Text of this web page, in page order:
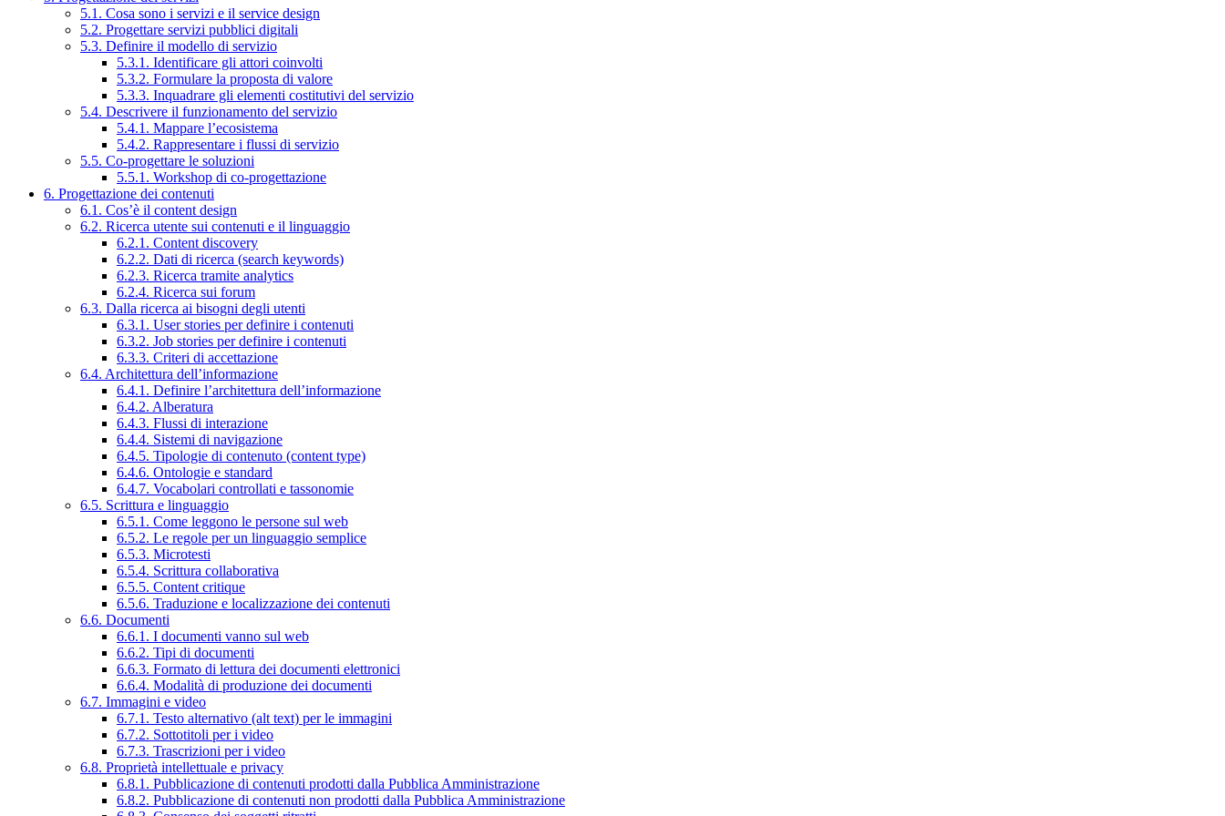
5.1. Cosa sono i servizi e il service design
5.2. Progettare servizi pubblici digitali
5.3. Definire il modello di servizio
5.3.1. Identificare gli attori coinvolti
5.3.2. Formulare la proposta di valore
5.3.3. Inquadrare gli elementi costitutivi del servizio
5.4. Descrivere il funzionamento del servizio
5.4.1. Mappare l’ecosistema
5.4.2. Rappresentare i flussi di servizio
5.5. Co-progettare le soluzioni
5.5.1. Workshop di co-progettazione
6. Progettazione dei contenuti
6.1. Cos’è il content design
6.2. Ricerca utente sui contenuti e il linguaggio
6.2.1. Content discovery
6.2.2. Dati di ricerca (search keywords)
6.2.3. Ricerca tramite analytics
6.2.4. Ricerca sui forum
6.3. Dalla ricerca ai bisogni degli utenti
6.3.1. User stories per definire i contenuti
6.3.2. Job stories per definire i contenuti
6.3.3. Criteri di accettazione
6.4. Architettura dell’informazione
6.4.1. Definire l’architettura dell’informazione
6.4.2. Alberatura
6.4.3. Flussi di interazione
6.4.4. Sistemi di navigazione
6.4.5. Tipologie di contenuto (content type)
6.4.6. Ontologie e standard
6.4.7. Vocabolari controllati e tassonomie
6.5. Scrittura e linguaggio
6.5.1. Come leggono le persone sul web
6.5.2. Le regole per un linguaggio semplice
6.5.3. Microtesti
6.5.4. Scrittura collaborativa
6.5.5. Content critique
6.5.6. Traduzione e localizzazione dei contenuti
6.6. Documenti
6.6.1. I documenti vanno sul web
6.6.2. Tipi di documenti
6.6.3. Formato di lettura dei documenti elettronici
6.6.4. Modalità di produzione dei documenti
6.7. Immagini e video
6.7.1. Testo alternativo (alt text) per le immagini
6.7.2. Sottotitoli per i video
6.7.3. Trascrizioni per i video
6.8. Proprietà intellettuale e privacy
6.8.1. Pubblicazione di contenuti prodotti dalla Pubblica Amministrazione
6.8.2. Pubblicazione di contenuti non prodotti dalla Pubblica Amministrazione